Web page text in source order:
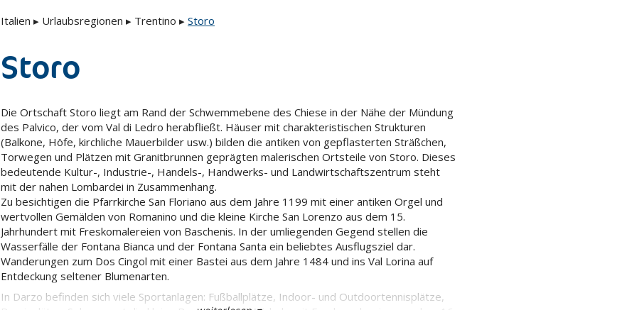
Italien ▸ Urlaubsregionen ▸ Trentino ▸ Storo
Storo
Die Ortschaft Storo liegt am Rand der Schwemmebene des Chiese in der Nähe der Mündung
des Palvico, der vom Val di Ledro herabfließt. Häuser mit charakteristischen Strukturen
(Balkone, Höfe, kirchliche Mauerbilder usw.) bilden die antiken von gepflasterten Sträßchen,
Torwegen und Plätzen mit Granitbrunnen geprägten malerischen Ortsteile von Storo. Dieses
bedeutende Kultur-, Industrie-, Handels-, Handwerks- und Landwirtschaftszentrum steht
mit der nahen Lombardei in Zusammenhang.
Zu besichtigen die Pfarrkirche San Floriano aus dem Jahre 1199 mit einer antiken Orgel und
wertvollen Gemälden von Romanino und die kleine Kirche San Lorenzo aus dem 15.
Jahrhundert mit Freskomalereien von Baschenis. In der umliegenden Gegend stellen die
Wasserfälle der Fontana Bianca und der Fontana Santa ein beliebtes Ausflugsziel dar.
Wanderungen zum Dos Cingol mit einer Bastei aus dem Jahre 1484 und ins Val Lorina auf
Entdeckung seltener Blumenarten.
In Darzo befinden sich viele Sportanlagen: Fußballplätze, Indoor- und Outdoortennisplätze,